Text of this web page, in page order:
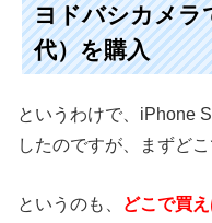
ヨドバシカメラ
代）を購入
というわけで、iPhone
したのですが、まずど
というのも、 どこで買